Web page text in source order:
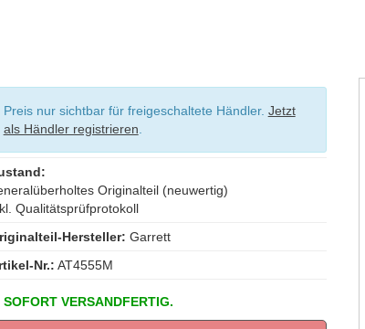
Preis nur sichtbar für freigeschaltete Händler. Jetzt
als Händler registrieren
Originalteil (neuwertig)
Qualitätsprüfprotokoll
Hersteller: Garrett
Nr.: AT4555M
SOFORT VERSANDFERTIG.